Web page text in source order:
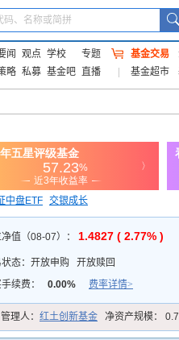
码、名称或简拼
闻 观点 学校
专题
略 私募 基金吧 直播
基金交易
基金超市
中盘ETF 交银成长
值（08-07）： 1.4827 ( 2.77% )
态： 开放申购
开放赎回
续费：
0.00% 费率详情>
管理人： 红土创新基金 净资产规模：